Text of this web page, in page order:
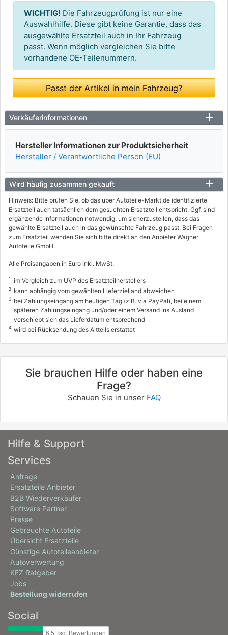
WICHTIG! Die Fahrzeugprüfung ist nur eine
Auswahlhilfe. Diese gibt keine Garantie, dass das
ausgewählte Ersatzteil auch in Ihr Fahrzeug
passt. Wenn möglich vergleichen Sie bitte
vorhandene OE-Teilenummern.
Passt der Artikel in mein Fahrzeug?
Verkäuferinformationen
Hersteller Informationen zur Produktsicherheit
Hersteller / Verantwortliche Person (EU)
Wird häufig zusammen gekauft
Hinweis: Bitte prüfen Sie, ob das über Autoteile-Markt.de identifizierte
Ersatzteil auch tatsächlich dem gesuchten Ersatzteil entspricht. Ggf. sind
ergänzende Informationen notwendig, um sicherzustellen, dass das
gewählte Ersatzteil auch in das gewünschte Fahrzeug passt. Bei Fragen
zum Ersatzteil wenden Sie sich bitte direkt an den Anbieter Wagner
Autoteile GmbH
Alle Preisangaben in Euro inkl. MwSt.
1 im Vergleich zum UVP des Ersatzteilherstellers
2 kann abhängig vom gewählten Lieferzielland abweichen
3 bei Zahlungseingang am heutigen Tag (z.B. via PayPal), bei einem
späteren Zahlungseingang und/oder einem Versand ins Ausland
verschiebt sich das Lieferdatum entsprechend
4 wird bei Rücksendung des Altteils erstattet
Sie brauchen Hilfe oder haben eine
Frage?
Schauen Sie in unser FAQ
Hilfe & Support
Services
Anfrage
Ersatzteile Anbieter
B2B Wiederverkäufer
Software Partner
Presse
Gebrauchte Autoteile
Übersicht Ersatzteile
Günstige Autoteileanbieter
Autoverwertung
KFZ Ratgeber
Jobs
Bestellung widerrufen
Social